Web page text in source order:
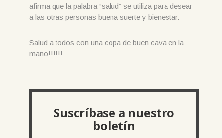
afirma que la palabra “salud” se utiliza para desear
a las otras personas buena suerte y bienestar.
Salud a todos con una copa de buen cava en la
mano!!!!!!
Suscríbase a nuestro
boletín